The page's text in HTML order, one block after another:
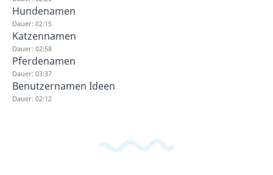
Hundenamen
Dauer: 02:15
Katzennamen
Dauer: 02:58
Pferdenamen
Dauer: 03:37
Benutzernamen Ideen
Dauer: 02:12